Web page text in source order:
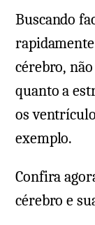
Buscando
cérebro,
quanto a
os
exemplo.
Confira
cérebro e